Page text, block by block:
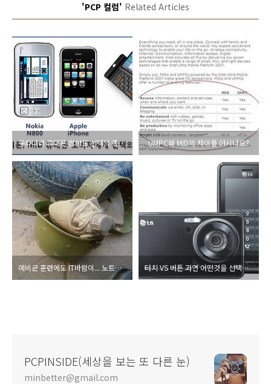
'PCP 컬럼' Related Articles
우리나라 휴대폰 많아도 선택의 폭은 좁다 ! UMPC와 MID의 차이를 아시나요?
예비군 훈련에도 IT바람이... 노트북, 스캐너가 웬말이냐 터치 VS 버튼 과연 어떤것을 선택하시겠습니까?
PCPINSIDE(세상을 보는 또 다른 눈)
minbetter@gmail.com